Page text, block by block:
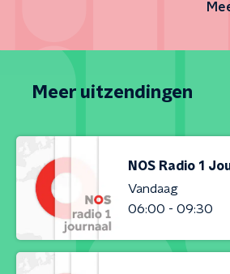
Meer uitzendingen
NOS Radio 1
Vandaag
06:00 - 09:30